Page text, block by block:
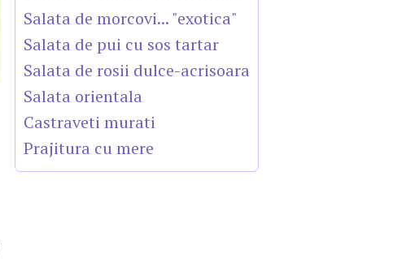
Salata de morcovi... "exotica"
Salata de pui cu sos tartar
Salata de rosii dulce-acrisoara
Salata orientala
Castraveti murati
Prajitura cu mere